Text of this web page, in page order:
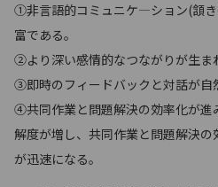
①非言語的コミュニケ―ション(頷
富である。
②より深い感情的なつながりが生ま
③即時のフィードバックと対話が自
④共同作業と問題解決の効率化が進
解度が増し、共同作業と問題解決
が迅速になる。